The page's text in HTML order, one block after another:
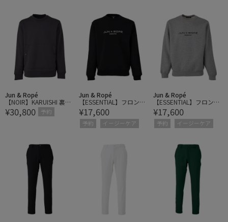
Jun & Ropé
【NOIR】KARUISHI 裏起
毛 プルオーバー/セット
アップ対応
¥30,800 予約
Jun & Ropé
【ESSENTIAL】フロント
ロゴ裏起毛トレーナー/
セットアップ対応
¥17,600
予約 イージーケア
Jun & Ropé
【ESSENTIAL】フロント
ロゴ裏起毛トレーナー/
セットアップ対応
¥17,600
予約 イージーケア